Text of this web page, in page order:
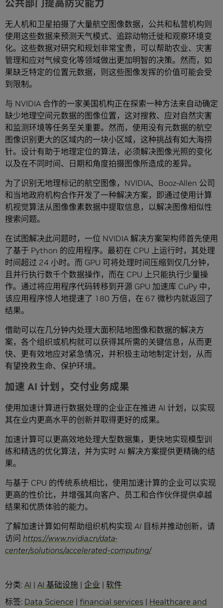
公共部门提高防灾能力
无人机和卫星拍摄了大量航空图像数据，公共和私营机构则
使用这些数据来预测天气模式、追踪动物迁徙和观察环境变
化。这些数据对研究和规划非常宝贵，可以帮助农业、灾害
管理和应对气候变化等领域做出更加明智的决策。然而，如
果缺乏特定的位置元数据，则这些图像发挥的价值可能会受
到限制。
与 NVIDIA 合作的一家美国机构正在探索一种方法来自动确定
缺少地理空间元数据的图像位置，这对搜救、应对自然灾害
和监测环境等任务至关重要。然而，使用没有元数据的航空
图像识别更大的区域内的一块小区域，这种挑战有如大海捞
针。设计有助于地理定位的算法，必须解决图像光照的变化
以及在不同时间、日期和角度拍摄图像所造成的差异。
为了识别无地理标记的航空图像，NVIDIA、Booz-Allen 公司
和当地政府机构合作开发了一种解决方案，即通过使用计算
机视觉算法从图像像素数据中提取信息，以解决图像相似性
搜索问题。
在试图解决此问题时，一位 NVIDIA 解决方案架构师首先使用
了基于 Python 的应用程序。最初在 CPU 上运行时，其处理
时间超过 24 小时。而 GPU 可将处理时间压缩到仅几分钟，
且并行执行数千个数据操作，而在 CPU 上只能执行少量操
作。通过将应用程序代码转移到开源 GPU 加速库 CuPy 中，
该应用程序惊人地提速了 180 万倍，在 67 微秒内就返回了
结果。
借助可以在几分钟内处理大面积陆地图像和数据的解决方
案，各个组织或机构就可以获得其所需的关键信息，从而更
快、更有效地应对紧急情况，并积极主动地制定计划，从而
有望挽救生命、保护环境。
加速 AI 计划，交付业务成果
使用加速计算进行数据处理的企业正在推进 AI 计划，以实现
其在业内更高水平的创新并取得更好的成果。
加速计算可以更高效地处理大型数据集，更快地实现模型训
练和精选的优化算法，并为实时 AI 解决方案提供更精确的结
果。
与基于 CPU 的传统系统相比，使用加速计算的企业可以实现
更高的性价比，并增强其向客户、员工和合作伙伴提供卓越
结果和优质体验的能力。
了解加速计算如何帮助组织机构实现 AI 目标并推动创新，请
访问 https://www.nvidia.cn/data-
center/solutions/accelerated-computing/
分类: AI | AI 基础设施 | 企业 | 软件
标签: Data Science | financial services | Healthcare and